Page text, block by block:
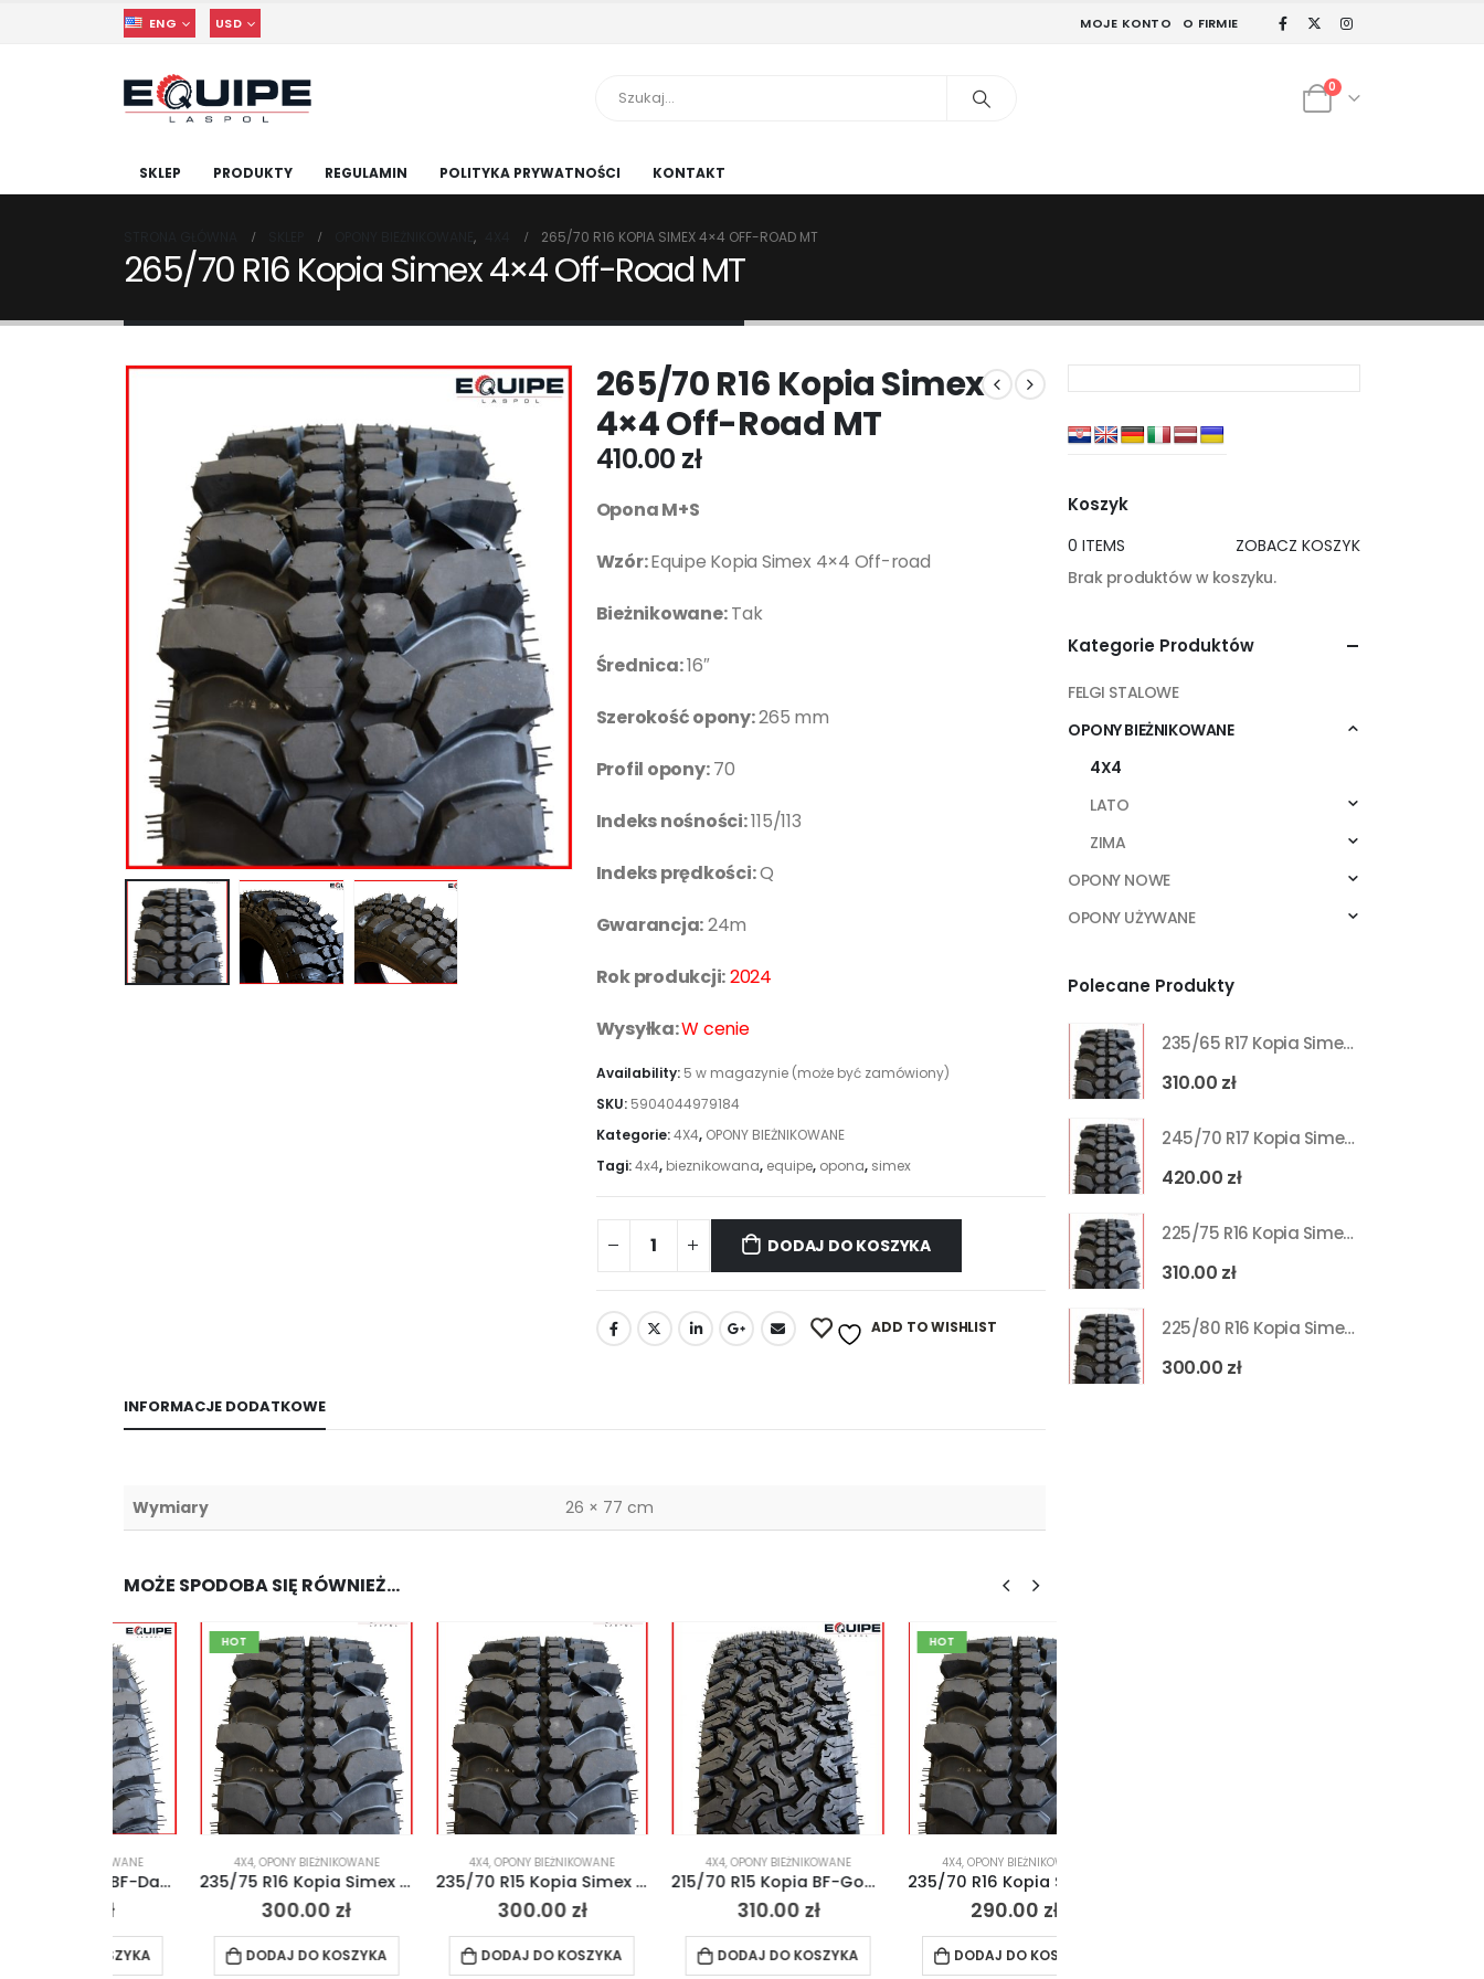
ENG USD MOJE KONTO O FIRMIE
0
SKLEP PRODUKTY REGULAMIN POLITYKA PRYWATNOŚCI KONTAKT
, 265/70 R16 KOPIA SIMEX 4×4 OFF-ROAD MT
265/70 R16 Kopia Simex 4×4 Off-Road MT
265/70 R16 Kopia Simex
4×4 Off-Road MT
410.00 zł
Opona M+S
Wzór:Equipe Kopia Simex 4×4 Off-road
Bieżnikowane:Tak
Średnica:16″
Szerokość opony:265 mm
Profil opony:70
Indeks nośności:115/113
Indeks prędkości:Q
Gwarancja:24m
Rok produkcji:2024
Wysyłka:W cenie
Availability: 5 w magazynie (może być zamówiony)
SKU: 5904044979184
Kategorie:4X4, OPONY BIEŻNIKOWANE
Tagi:4x4, bieznikowana, equipe, opona, simex
DODAJ DO KOSZYKA
ADD TO WISHLIST
INFORMACJE DODATKOWE
Wymiary 26 × 77 cm
MOŻE SPODOBA SIĘ RÓWNIEŻ…
HOT
OPONY BIEŻNIKOWANE
235/75 R16 Kopia Simex 4×4 Off-Road MT
zł
DODAJ DO KOSZYKA
OPONY BIEŻNIKOWANE
235/70 R15 Kopia Simex 4×4 Off-Road MT
zł
DODAJ DO KOSZYKA
OPONY BIEŻNIKOWANE
215/70 R15 Kopia BF-Goodrich 4×4 Off-Road AT
zł
DODAJ DO KOSZYKA
HOT
OPONY BIEŻNIKOWANE
235/70 R16 Kopia Simex 4×4 Off-Road MT
zł
DODAJ DO KOSZYKA
Koszyk
0 ITEMS
ZOBACZ KOSZYK
Brak produktów w koszyku.
Kategorie Produktów
FELGI STALOWE
OPONY BIEŻNIKOWANE
4X4
LATO
ZIMA
OPONY NOWE
OPONY UŻYWANE
Polecane Produkty
235/65 R17 Kopia Simex 4x4 Off-Road MT
310.00 zł
245/70 R17 Kopia Simex 4x4 Off-Road MT
420.00 zł
225/75 R16 Kopia Simex 4x4 Off-Road MT
310.00 zł
225/80 R16 Kopia Simex 4x4 Off-Road MT
300.00 zł